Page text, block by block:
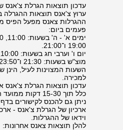
עדכון תוצאות הגרלת
ערוץ צ'אנס תוצאות ההגרלה
ההגרלות צאנס מפעל הפיס
פעמים ביום:
19:00 ו־21:00.
יום ו' וערבי חג בשעות: 10:00, 12:00 ו־14:00.
מוצ"ש בשעות: 21:30 ו־23:50.
השעות המצוינות לעיל, הינן
למכירה.
עדכון תוצאות הגרלת צ'אנס
כלל תוך 15-30 דקות ממועד ההגרלה
ניתן גם להכנס לקישורים
ארכיון של הגרלת צ'אנס -
וידאו של ההגרלות.
להלן תוצאות צאנס אחרונות: